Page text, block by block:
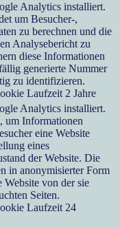
Analytics installiert.
um Besucher-,
zu berechnen und die
Analysebericht zu
diese Informationen
generierte Nummer
zu identifizieren.
Laufzeit 2 Jahre
Analytics installiert.
um Informationen
eine Website
eines
der Website. Die
in anonymisierter Form
Website von der sie
Seiten.
Laufzeit 24